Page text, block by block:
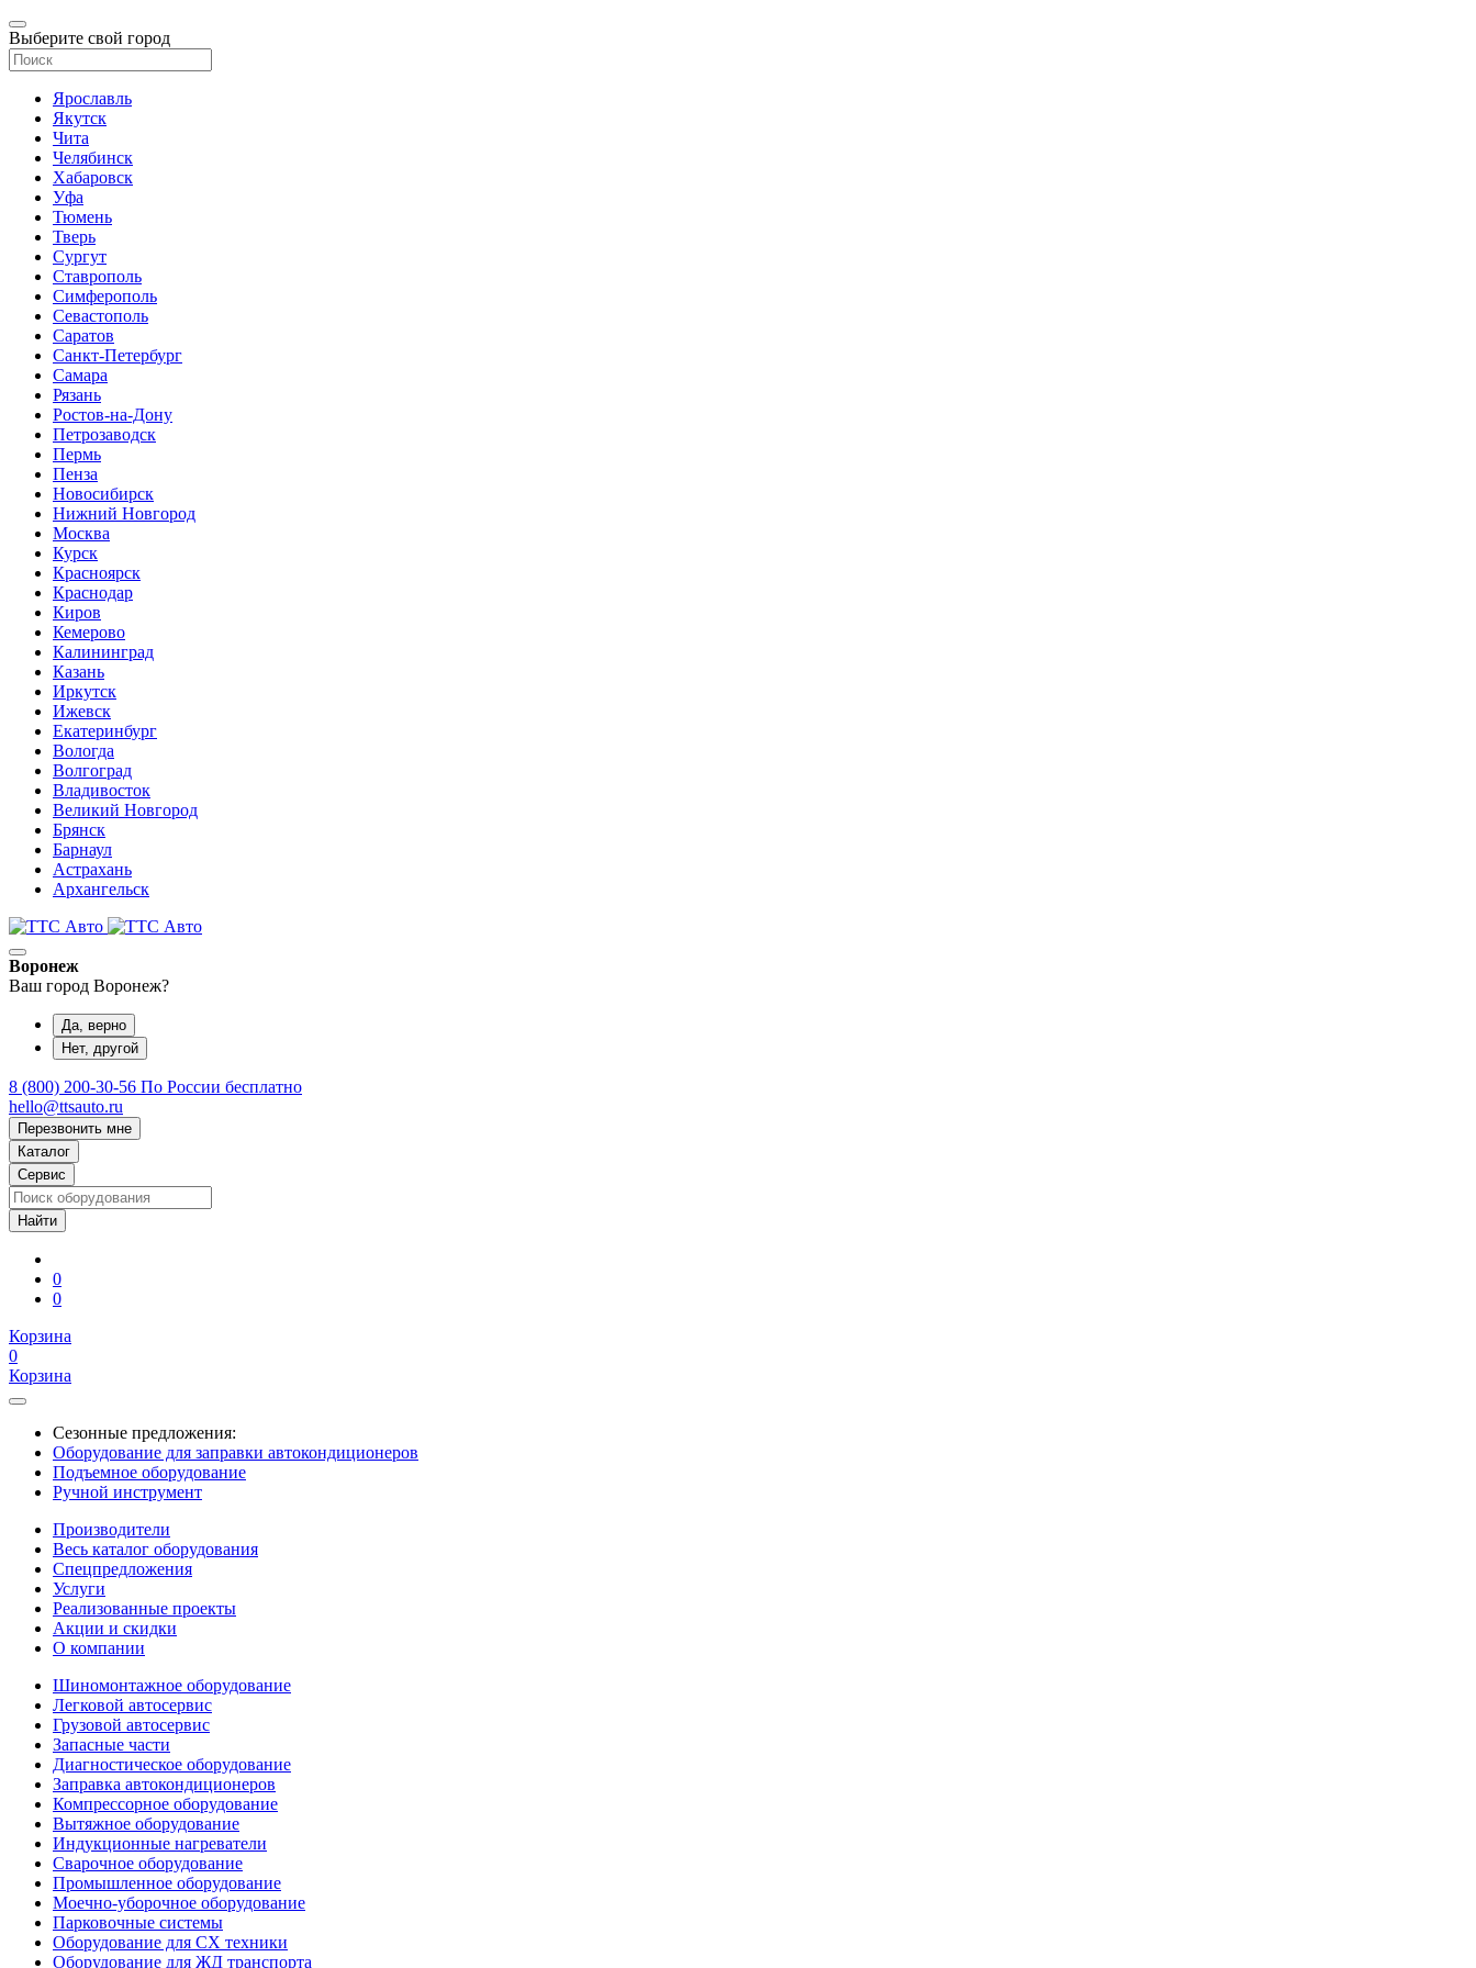
Выберите свой город
Ярославль
Якутск
Чита
Челябинск
Хабаровск
Уфа
Тюмень
Тверь
Сургут
Ставрополь
Симферополь
Севастополь
Саратов
Санкт-Петербург
Самара
Рязань
Ростов-на-Дону
Петрозаводск
Пермь
Пенза
Новосибирск
Нижний Новгород
Москва
Курск
Красноярск
Краснодар
Киров
Кемерово
Калининград
Казань
Иркутск
Ижевск
Екатеринбург
Вологда
Волгоград
Владивосток
Великий Новгород
Брянск
Барнаул
Астрахань
Архангельск
Воронеж
Ваш город Воронеж?
Да, верно
Нет, другой
8 (800) 200-30-56 По России бесплатно
hello@ttsauto.ru
Перезвонить мне
Каталог
Сервис
0
0
Корзина
0
Корзина
Сезонные предложения:
Оборудование для заправки автокондиционеров
Подъемное оборудование
Ручной инструмент
Производители
Весь каталог оборудования
Спецпредложения
Услуги
Реализованные проекты
Акции и скидки
О компании
Шиномонтажное оборудование
Легковой автосервис
Грузовой автосервис
Запасные части
Диагностическое оборудование
Заправка автокондиционеров
Компрессорное оборудование
Вытяжное оборудование
Индукционные нагреватели
Сварочное оборудование
Промышленное оборудование
Моечно-уборочное оборудование
Парковочные системы
Оборудование для СХ техники
Оборудование для ЖД транспорта